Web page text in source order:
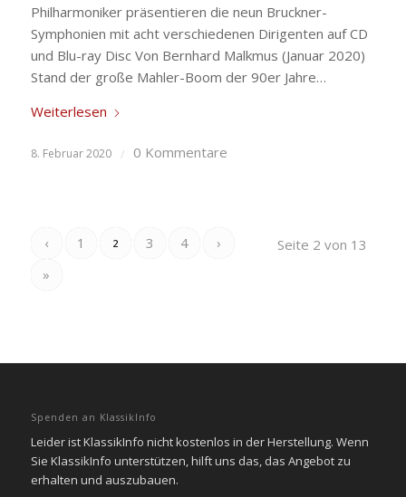
Philharmoniker präsentieren die neun Bruckner-
Symphonien mit acht verschiedenen Dirigenten auf CD
und Blu-ray Disc Von Bernhard Malkmus (Januar 2020)
Stand der große Mahler-Boom der 90er Jahre…
Weiterlesen
8. Februar 2020 / 0 Kommentare
Seite 2 von 13
‹ 1 2 3 4
›
»
Spenden an KlassikInfo
Leider ist KlassikInfo nicht kostenlos in der Herstellung. Wenn
Sie KlassikInfo unterstützen, hilft uns das, das Angebot zu
erhalten und auszubauen.